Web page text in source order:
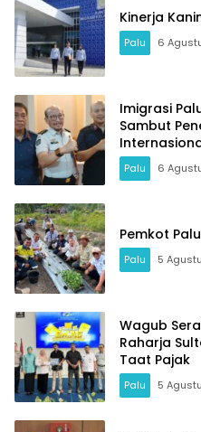
Kinerja
Palu 6
Imigrasi
Sambut
Palu 6
Pemkot
Palu 5
Wagub
Raharja
Taat Pajak
Palu 5